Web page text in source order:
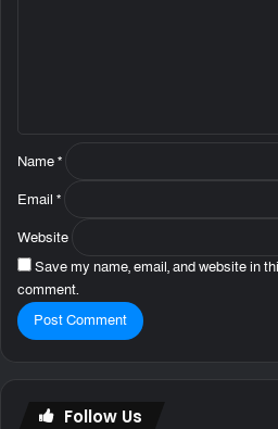
Name*
Email *
Website
Save my name, email, and website in
comment.
Follow Us